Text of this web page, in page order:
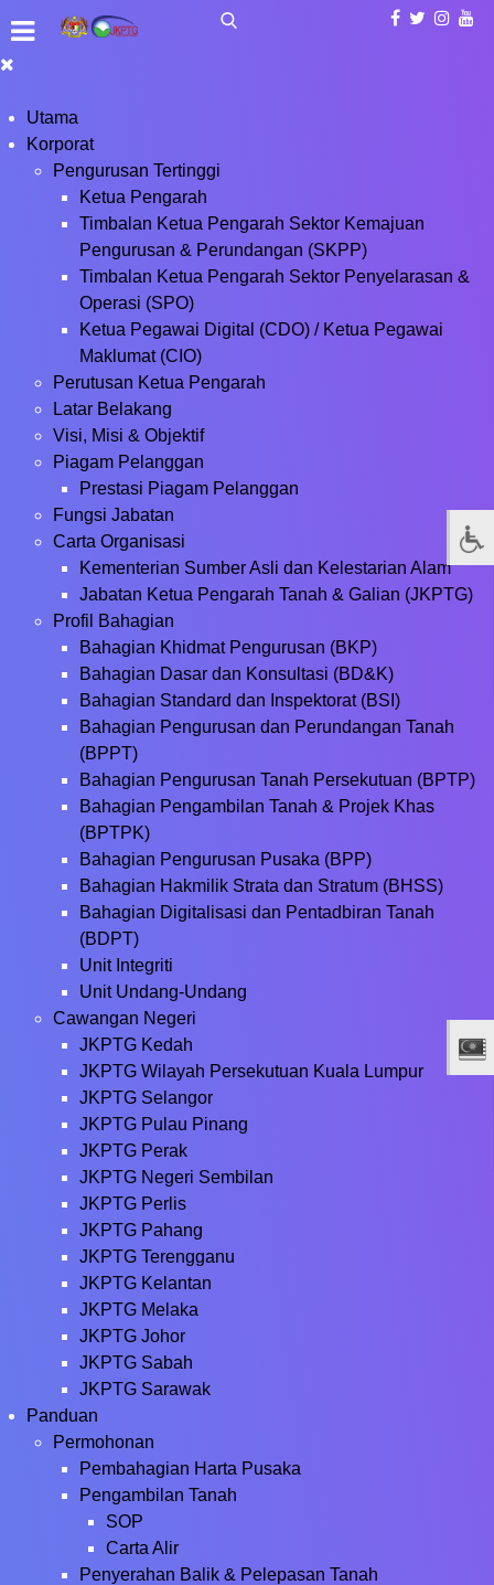
Utama
Korporat
Pengurusan Tertinggi
Ketua Pengarah
Timbalan Ketua Pengarah Sektor Kemajuan
Pengurusan & Perundangan (SKPP)
Timbalan Ketua Pengarah Sektor Penyelarasan &
Operasi (SPO)
Ketua Pegawai Digital (CDO) / Ketua Pegawai
Maklumat (CIO)
Perutusan Ketua Pengarah
Latar Belakang
Visi, Misi & Objektif
Piagam Pelanggan
Prestasi Piagam Pelanggan
Fungsi Jabatan
Carta Organisasi
Kementerian Sumber Asli dan Kelestarian Alam
Jabatan Ketua Pengarah Tanah & Galian (JKPTG)
Profil Bahagian
Bahagian Khidmat Pengurusan (BKP)
Bahagian Dasar dan Konsultasi (BD&K)
Bahagian Standard dan Inspektorat (BSI)
Bahagian Pengurusan dan Perundangan Tanah
(BPPT)
Bahagian Pengurusan Tanah Persekutuan (BPTP)
Bahagian Pengambilan Tanah & Projek Khas
(BPTPK)
Bahagian Pengurusan Pusaka (BPP)
Bahagian Hakmilik Strata dan Stratum (BHSS)
Bahagian Digitalisasi dan Pentadbiran Tanah
(BDPT)
Unit Integriti
Unit Undang-Undang
Cawangan Negeri
JKPTG Kedah
JKPTG Wilayah Persekutuan Kuala Lumpur
JKPTG Selangor
JKPTG Pulau Pinang
JKPTG Perak
JKPTG Negeri Sembilan
JKPTG Perlis
JKPTG Pahang
JKPTG Terengganu
JKPTG Kelantan
JKPTG Melaka
JKPTG Johor
JKPTG Sabah
JKPTG Sarawak
Panduan
Permohonan
Pembahagian Harta Pusaka
Pengambilan Tanah
SOP
Carta Alir
Penyerahan Balik & Pelepasan Tanah